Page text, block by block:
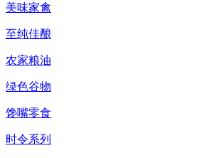
美味家禽
至纯佳酿
农家粮油
绿色谷物
馋嘴零食
时令系列